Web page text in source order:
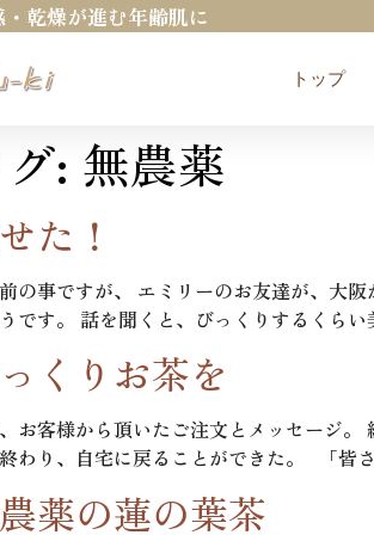
燥が進む年齢肌に
トップ
: 無農薬
た！
の事ですが、 エミリーのお友達が、大
です。 話を聞くと、びっくりするくら
くりお茶を
お客様から頂いたご注文とメッセージ
わり、自宅に戻ることができた。 「皆
薬の蓮の葉茶